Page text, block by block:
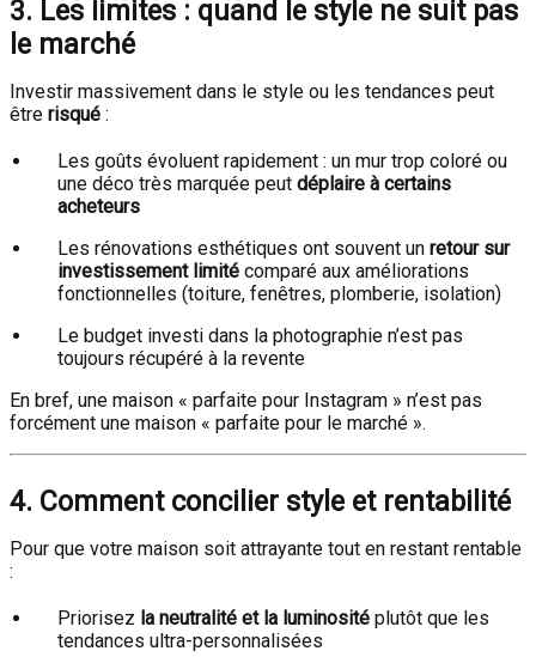
3. Les limites : quand le style ne suit pas
le marché
Investir massivement dans le style ou les tendances peut
être risqué :
Les goûts évoluent rapidement : un mur trop coloré ou
une déco très marquée peut déplaire à certains
acheteurs
Les rénovations esthétiques ont souvent un retour sur
investissement limité comparé aux améliorations
fonctionnelles (toiture, fenêtres, plomberie, isolation)
Le budget investi dans la photographie n’est pas
toujours récupéré à la revente
En bref, une maison « parfaite pour Instagram » n’est pas
forcément une maison « parfaite pour le marché ».
4. Comment concilier style et rentabilité
Pour que votre maison soit attrayante tout en restant rentable
:
Priorisez la neutralité et la luminosité plutôt que les
tendances ultra-personnalisées